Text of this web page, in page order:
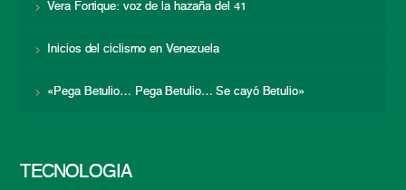
Vera Fortique: voz de la hazaña del 41
Inicios del ciclismo en Venezuela
«Pega Betulio… Pega Betulio… Se cayó Betulio»
TECNOLOGÍA